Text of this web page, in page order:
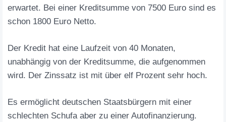
erwartet. Bei einer Kreditsumme von 7500 Euro sind es
schon 1800 Euro Netto.
Der Kredit hat eine Laufzeit von 40 Monaten,
unabhängig von der Kreditsumme, die aufgenommen
wird. Der Zinssatz ist mit über elf Prozent sehr hoch.
Es ermöglicht deutschen Staatsbürgern mit einer
schlechten Schufa aber zu einer Autofinanzierung.